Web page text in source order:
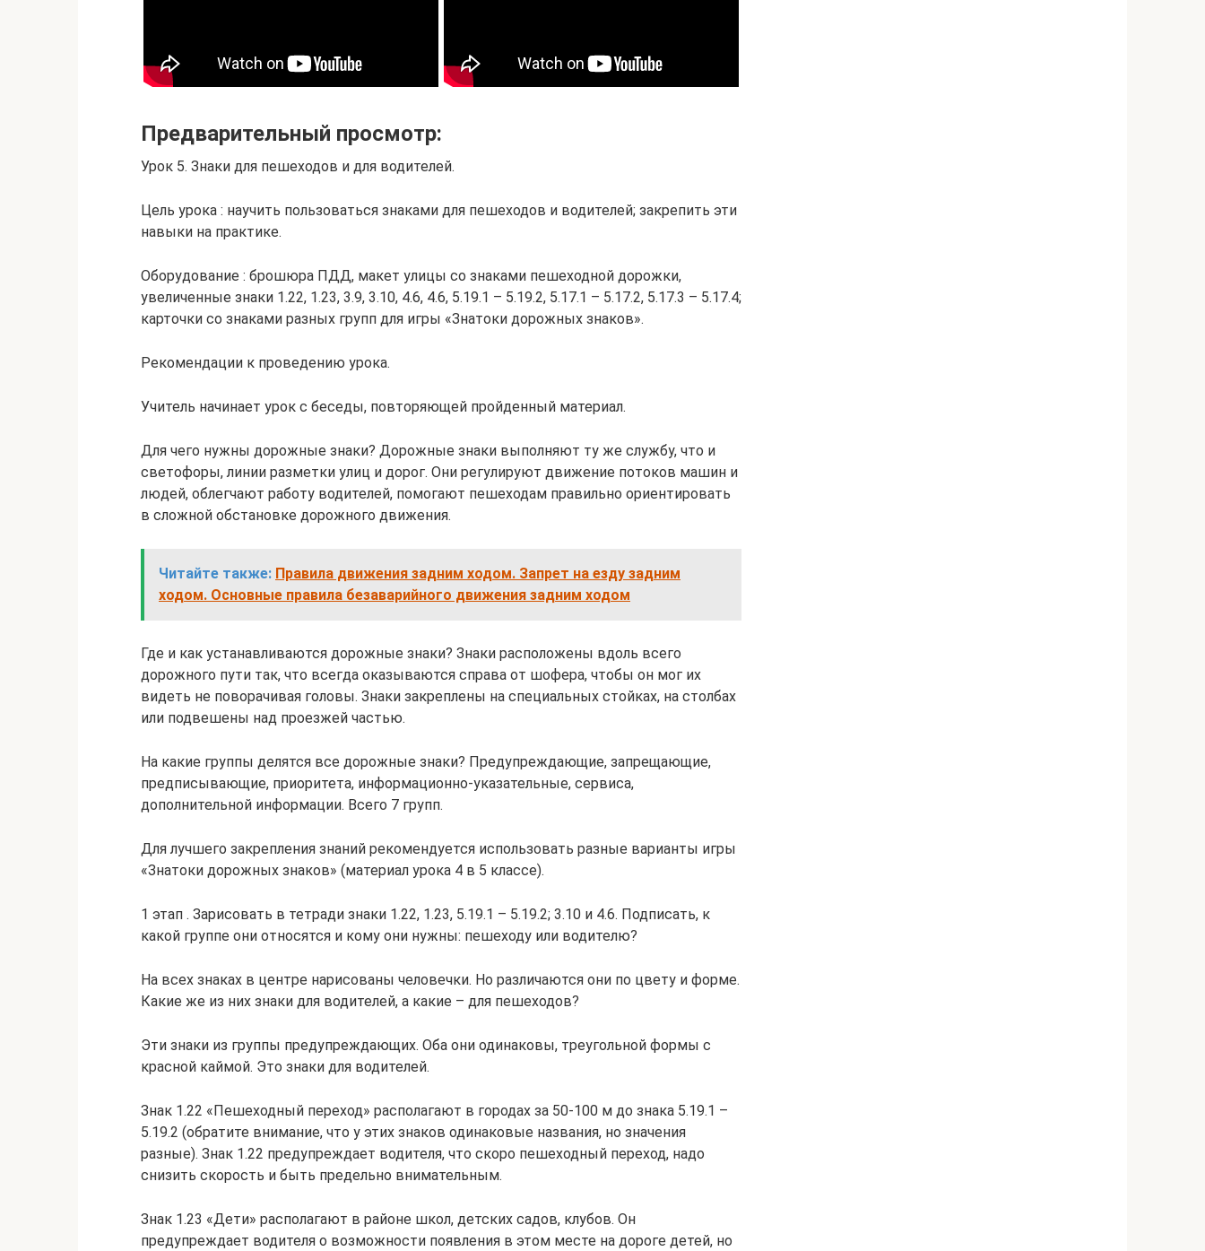
Предварительный просмотр:
Урок 5. Знаки для пешеходов и для водителей.
Цель урока : научить пользоваться знаками для пешеходов и водителей; закрепить эти
навыки на практике.
Оборудование : брошюра ПДД, макет улицы со знаками пешеходной дорожки,
увеличенные знаки 1.22, 1.23, 3.9, 3.10, 4.6, 4.6, 5.19.1 – 5.19.2, 5.17.1 – 5.17.2, 5.17.3 – 5.17.4;
карточки со знаками разных групп для игры «Знатоки дорожных знаков».
Рекомендации к проведению урока.
Учитель начинает урок с беседы, повторяющей пройденный материал.
Для чего нужны дорожные знаки? Дорожные знаки выполняют ту же службу, что и
светофоры, линии разметки улиц и дорог. Они регулируют движение потоков машин и
людей, облегчают работу водителей, помогают пешеходам правильно ориентировать
в сложной обстановке дорожного движения.
Читайте также: Правила движения задним ходом. Запрет на езду задним
ходом. Основные правила безаварийного движения задним ходом
Где и как устанавливаются дорожные знаки? Знаки расположены вдоль всего
дорожного пути так, что всегда оказываются справа от шофера, чтобы он мог их
видеть не поворачивая головы. Знаки закреплены на специальных стойках, на столбах
или подвешены над проезжей частью.
На какие группы делятся все дорожные знаки? Предупреждающие, запрещающие,
предписывающие, приоритета, информационно-указательные, сервиса,
дополнительной информации. Всего 7 групп.
Для лучшего закрепления знаний рекомендуется использовать разные варианты игры
«Знатоки дорожных знаков» (материал урока 4 в 5 классе).
1 этап . Зарисовать в тетради знаки 1.22, 1.23, 5.19.1 – 5.19.2; 3.10 и 4.6. Подписать, к
какой группе они относятся и кому они нужны: пешеходу или водителю?
На всех знаках в центре нарисованы человечки. Но различаются они по цвету и форме.
Какие же из них знаки для водителей, а какие – для пешеходов?
Эти знаки из группы предупреждающих. Оба они одинаковы, треугольной формы с
красной каймой. Это знаки для водителей.
Знак 1.22 «Пешеходный переход» располагают в городах за 50-100 м до знака 5.19.1 –
5.19.2 (обратите внимание, что у этих знаков одинаковые названия, но значения
разные). Знак 1.22 предупреждает водителя, что скоро пешеходный переход, надо
снизить скорость и быть предельно внимательным.
Знак 1.23 «Дети» располагают в районе школ, детских садов, клубов. Он
предупреждает водителя о возможности появления в этом месте на дороге детей, но